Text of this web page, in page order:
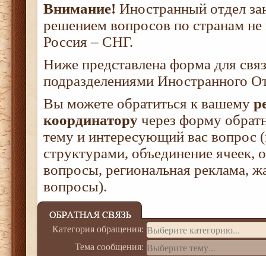
Внимание! Иностранный отдел
решением вопросов по странам
Россия – СНГ.
Ниже представлена форма для
подразделениями Иностранного
Вы можете обратиться к вашему
координатору через форму
тему и интересующий вас вопрос
структурами, объединение ячеек,
вопросы, региональная реклама,
вопросы).